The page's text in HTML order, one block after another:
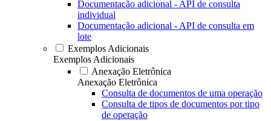
Documentação adicional - API de consulta
individual
Documentação adicional - API de consulta em
lote
Exemplos Adicionais
Exemplos Adicionais
Anexação Eletrônica
Anexação Eletrônica
Consulta de documentos de uma operação
Consulta de tipos de documentos por tipo
de operação